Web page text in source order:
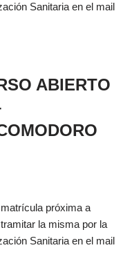
Sanitaria en el mail
ABIERTO
próxima a
la misma por la
Sanitaria en el mail